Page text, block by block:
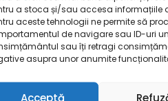
a stoca și/sau accesa informațiile
aceste tehnologii ne permite să
de navigare sau ID-uri
sau îți retragi
asupra unor anumite
Acceptă